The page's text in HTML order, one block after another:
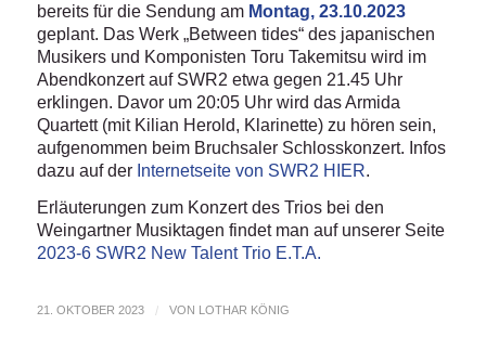
bereits für die Sendung am Montag, 23.10.2023
geplant. Das Werk „Between tides“ des japanischen
Musikers und Komponisten Toru Takemitsu wird im
Abendkonzert auf SWR2 etwa gegen 21.45 Uhr
erklingen. Davor um 20:05 Uhr wird das Armida
Quartett (mit Kilian Herold, Klarinette) zu hören sein,
aufgenommen beim Bruchsaler Schlosskonzert. Infos
dazu auf der Internetseite von SWR2 HIER.
Erläuterungen zum Konzert des Trios bei den
Weingartner Musiktagen findet man auf unserer Seite
2023-6 SWR2 New Talent Trio E.T.A.
21. OKTOBER 2023 / VON LOTHAR KÖNIG